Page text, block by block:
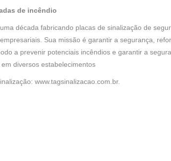
de incêndio
década fabricando placas de sinalização de
Sua missão é garantir a segurança,
a prevenir potenciais incêndios e garantir a
diversos estabelecimentos
www.tagsinalizacao.com.br.